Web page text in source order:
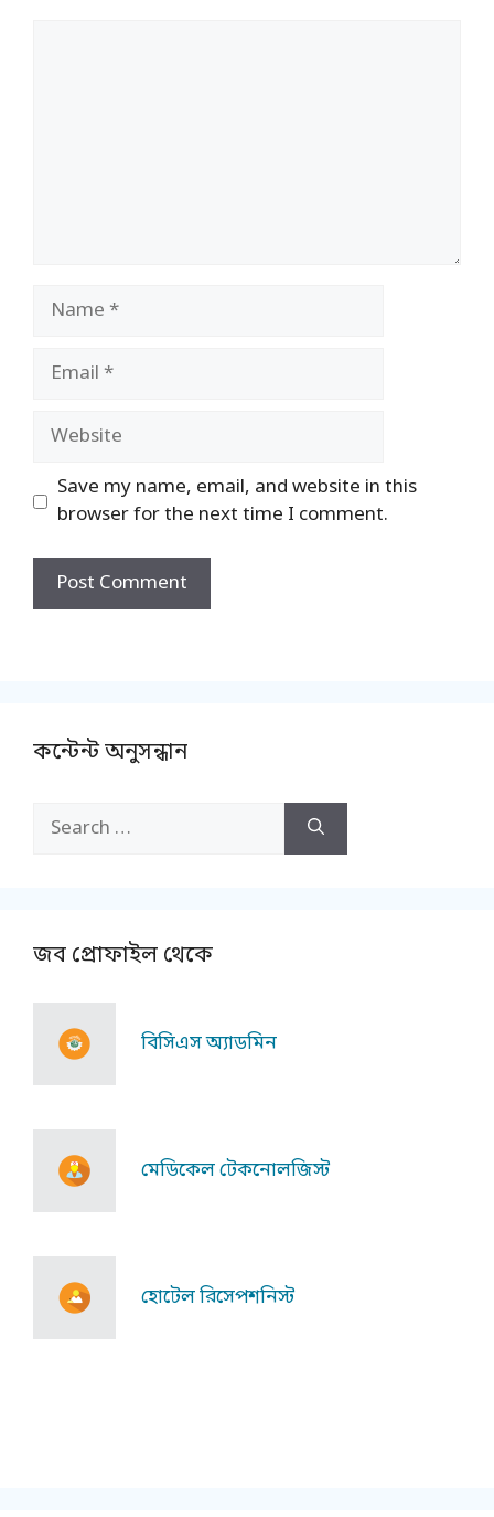
Name
Email
Website
Save my name, email, and website in this
browser for the next time I comment.
কন্টেন্ট অনুসন্ধান
Search
জব প্রোফাইল থেকে
বিসিএস অ্যাডমিন
মেডিকেল টেকনোলজিস্ট
হোটেল রিসেপশনিস্ট